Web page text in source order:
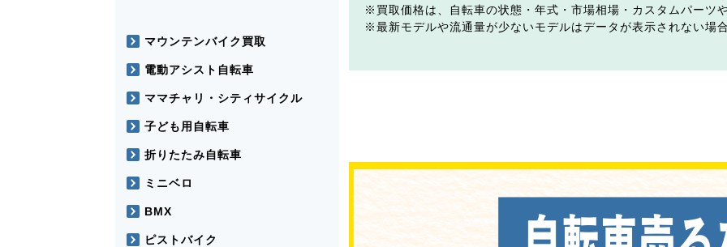
買取価格は、自転車の状態・年式・市場相場・カスタムパーツ
最新モデルや流通量が少ないモデルはデータが表示されない場
マウンテンバイク買取
電動アシスト自転車
ママチャリ・シティサイクル
子ども用自転車
折りたたみ自転車
ミニベロ
BMX
ピストバイク